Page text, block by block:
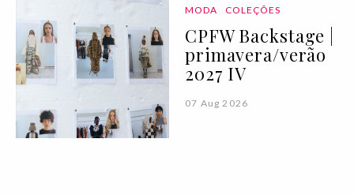
MODA COLEÇÕES
CPFW Backstage |
primavera/verão
2027 IV
07 Aug 2026